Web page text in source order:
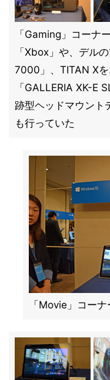
「Gaming」コーナ
「Xbox」や、デル
7000」、TITAN X
「GALLERIA XK-E
跡型ヘッドマウント
も行っていた
「Movie」コーナ